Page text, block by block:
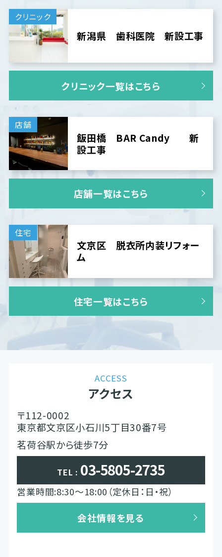
クリニック
新潟県 歯科医院 新設工事
クリニック一覧はこちら
店舗
飯田橋 BAR Candy 新
設工事
店舗一覧はこちら
住宅
文京区 脱衣所内装リフォー
ム
住宅一覧はこちら
ACCESS
アクセス
〒112-0002
東京都文京区小石川5丁目30番7号
茗荷谷駅から徒歩7分
TEL : 03-5805-2735
営業時間:8:30～18:00（定休日：日・祝）
会社情報を見る